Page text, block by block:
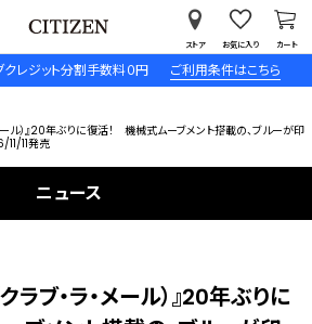
レジット分割手数料０円 ご利用条件はこちら
ストア お気に入り カート
ール）』20年ぶりに復活！ 機械式ムーブメント搭載の、ブルーが印
11発売
ニュース
ラブ・ラ・メール）』20年ぶりに